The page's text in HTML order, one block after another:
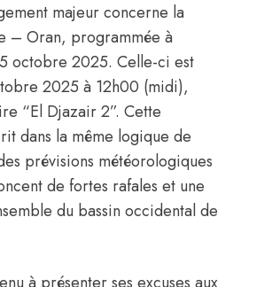
majeur concerne la
– Oran, programmée à
octobre 2025. Celle-ci est
2025 à 12h00 (midi),
“El Djazair 2”. Cette
dans la même logique de
prévisions météorologiques
de fortes rafales et une
du bassin occidental de